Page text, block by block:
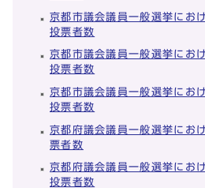
京都市議会議員一般選挙にお
投票者数
京都市議会議員一般選挙にお
投票者数
京都市議会議員一般選挙にお
投票者数
京都府議会議員一般選挙にお
票者数
京都府議会議員一般選挙にお
投票者数